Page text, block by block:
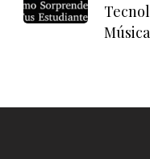
Música